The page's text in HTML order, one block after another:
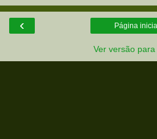
‹ Página inicial
Ver versão